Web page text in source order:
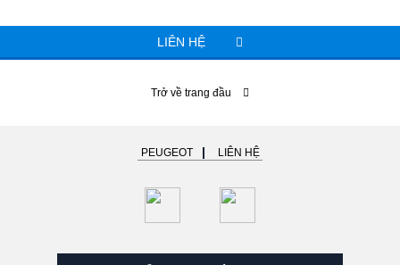
LIÊN HỆ
Trở về trang đầu
PEUGEOT LIÊN HỆ